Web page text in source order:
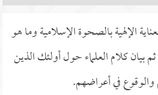
الإلهية بالصحوة الإسلامية وما هو
بيان كلام العلماء حول أولئك الذين
في أعراضهم.